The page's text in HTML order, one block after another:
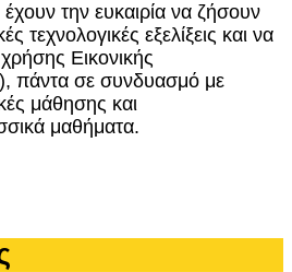
την ευκαιρία να ζήσουν
τεχνολογικές εξελίξεις και να
Εικονικής
πάντα σε συνδυασμό με
μάθησης και
μαθήματα.